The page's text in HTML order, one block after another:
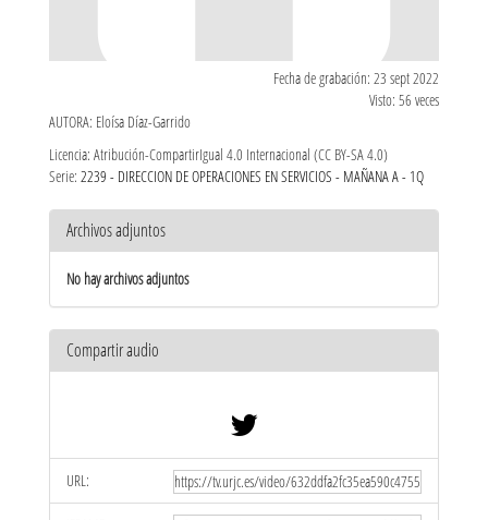
Fecha de grabación: 23 sept 2022
Visto: 56 veces
AUTORA: Eloísa Díaz-Garrido
Licencia: Atribución-CompartirIgual 4.0 Internacional (CC BY-SA 4.0)
Serie: 2239 - DIRECCION DE OPERACIONES EN SERVICIOS - MAÑANA A - 1Q
Archivos adjuntos
No hay archivos adjuntos
Compartir audio
URL: